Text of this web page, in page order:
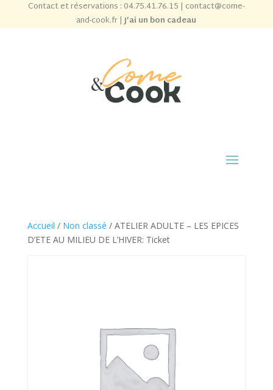
Contact et réservations : 04.75.41.76.15 | contact@come-
and-cook.fr|J’ai un bon cadeau
Accueil / Non classé / ATELIER ADULTE – LES EPICES
D’ETE AU MILIEU DE L’HIVER: Ticket